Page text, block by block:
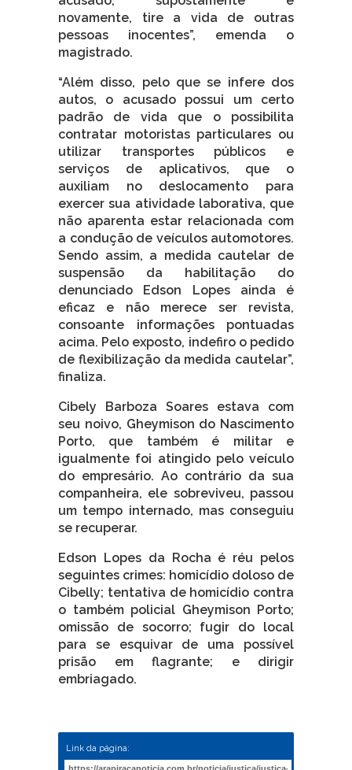
novamente, tire a vida de outras
pessoas inocentes”, emenda o
magistrado.
“Além disso, pelo que se infere dos
autos, o acusado possui um certo
padrão de vida que o possibilita
contratar motoristas particulares ou
utilizar transportes públicos e
serviços de aplicativos, que o
auxiliam no deslocamento para
exercer sua atividade laborativa, que
não aparenta estar relacionada com
a condução de veículos automotores.
Sendo assim, a medida cautelar de
suspensão da habilitação do
denunciado Edson Lopes ainda é
eficaz e não merece ser revista,
consoante informações pontuadas
acima. Pelo exposto, indefiro o pedido
de flexibilização da medida cautelar”,
finaliza.
Cibely Barboza Soares estava com
seu noivo, Gheymison do Nascimento
Porto, que também é militar e
igualmente foi atingido pelo veículo
do empresário. Ao contrário da sua
companheira, ele sobreviveu, passou
um tempo internado, mas conseguiu
se recuperar.
Edson Lopes da Rocha é réu pelos
seguintes crimes: homicídio doloso de
Cibelly; tentativa de homicídio contra
o também policial Gheymison Porto;
omissão de socorro; fugir do local
para se esquivar de uma possível
prisão em flagrante; e dirigir
embriagado.
Link da página: